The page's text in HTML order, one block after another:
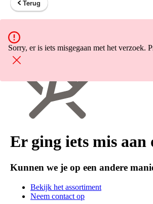
Terug
Sorry, er is iets misgegaan met het verzoek.
Er ging iets mis aan
Kunnen we je op een andere
Bekijk het assortiment
Neem contact op